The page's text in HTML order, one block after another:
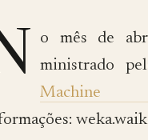
o mês de
ministrado